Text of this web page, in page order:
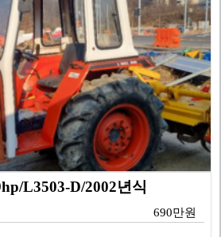
L3503-D/2002년식
690만원